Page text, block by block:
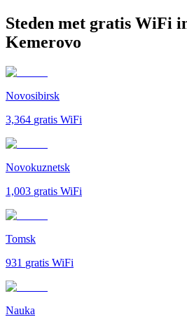
Steden met gratis WiFi
Kemerovo
Novosibirsk
3,364 gratis WiFi
Novokuznetsk
1,003 gratis WiFi
Tomsk
931 gratis WiFi
Nauka